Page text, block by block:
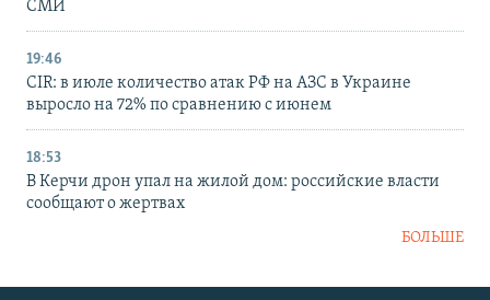
СМИ
19:46
CIR: в июле количество атак РФ на АЗС в Украине
выросло на 72% по сравнению с июнем
18:53
В Керчи дрон упал на жилой дом: российские власти
сообщают о жертвах
БОЛЬШЕ